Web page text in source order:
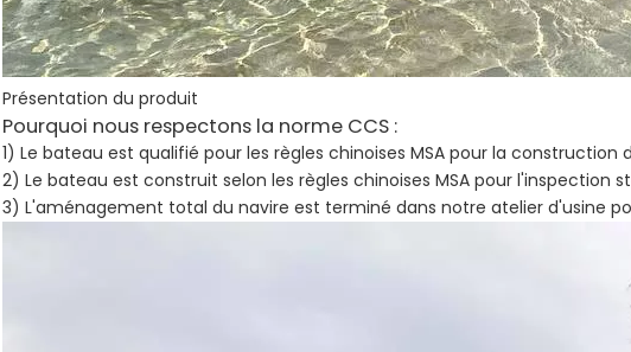
Présentation du produit
Pourquoi nous respectons la norme CCS :
1) Le bateau est qualifié pour les règles chinoises MSA pour la construction
2) Le bateau est construit selon les règles chinoises MSA pour l'inspection
3) L'aménagement total du navire est terminé dans notre atelier d'usine